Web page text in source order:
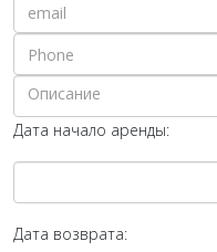
Дата начало аренды:
Дата возврата: